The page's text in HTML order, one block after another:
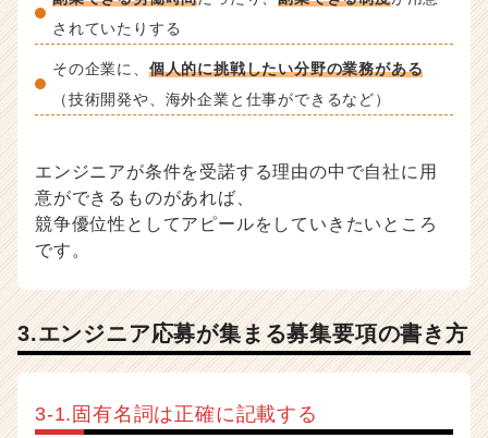
されていたりする
その企業に、 個人的に挑戦したい分野の業務がある
（技術開発や、海外企業と仕事ができるなど）
エンジニアが条件を受諾する理由の中で自社に用
意ができるものがあれば、
競争優位性としてアピールをしていきたいところ
です。
3.エンジニア応募が集まる募集要項の書き方
3-1.固有名詞は正確に記載する